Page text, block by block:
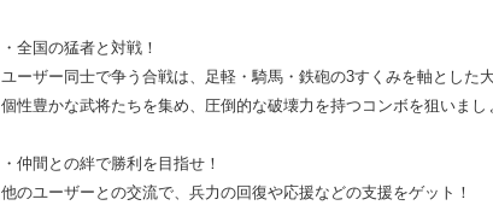
・全国の猛者と対戦！
ユーザー同士で争う合戦は、足軽・騎馬・鉄砲の3すくみを軸とした
個性豊かな武将たちを集め、圧倒的な破壊力を持つコンボを狙いまし
・仲間との絆で勝利を目指せ！
他のユーザーとの交流で、兵力の回復や応援などの支援をゲット！